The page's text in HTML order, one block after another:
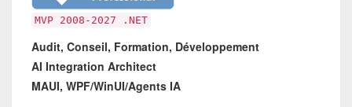
MVP 2008-2027 .NET
Audit, Conseil, Formation, Développement
AI Integration Architect
MAUI, WPF/WinUI/Agents IA